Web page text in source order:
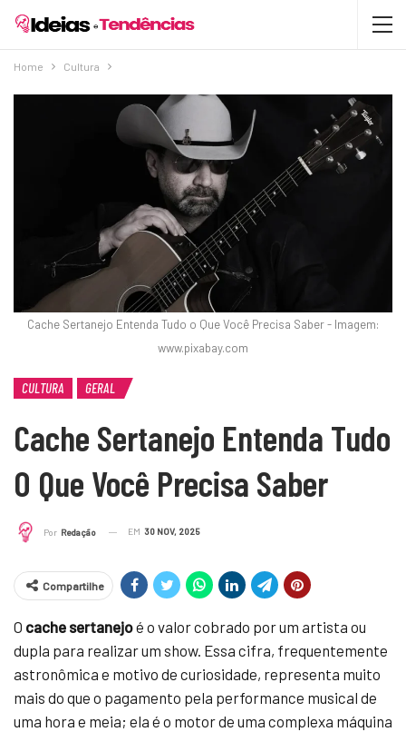
Home Cultura
Cache Sertanejo Entenda Tudo o Que Você Precisa Saber - Imagem:
www.pixabay.com
CULTURA GERAL
Cache Sertanejo Entenda Tudo
O Que Você Precisa Saber
Por Redação EM 30 NOV, 2025
Compartilhe
O cache sertanejoé o valor cobrado por um artista ou
dupla para realizar um show. Essa cifra, frequentemente
astronômica e motivo de curiosidade, representa muito
mais do que o pagamento pela performance musical de
uma hora e meia; ela é o motor de uma complexa máquina